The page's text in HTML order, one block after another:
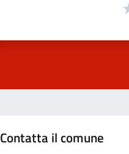
Contatta il comune